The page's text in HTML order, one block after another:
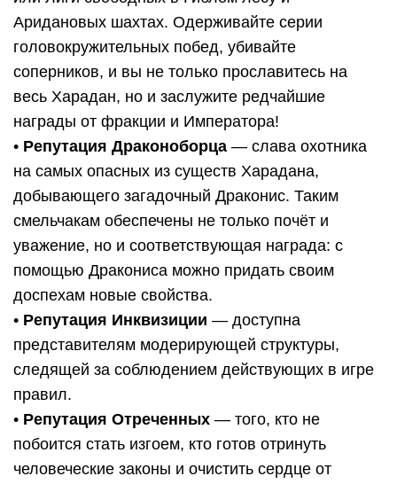
Аридановых шахтах. Одерживайте серии
головокружительных побед, убивайте
соперников, и вы не только прославитесь на
весь Харадан, но и заслужите редчайшие
награды от фракции и Императора!
• Репутация Драконоборца — слава охотника
на самых опасных из существ Харадана,
добывающего загадочный Драконис. Таким
смельчакам обеспечены не только почёт и
уважение, но и соответствующая награда: с
помощью Дракониса можно придать своим
доспехам новые свойства.
• Репутация Инквизиции — доступна
представителям модерирующей структуры,
следящей за соблюдением действующих в игре
правил.
• Репутация Отреченных — того, кто не
побоится стать изгоем, кто готов отринуть
человеческие законы и очистить сердце от